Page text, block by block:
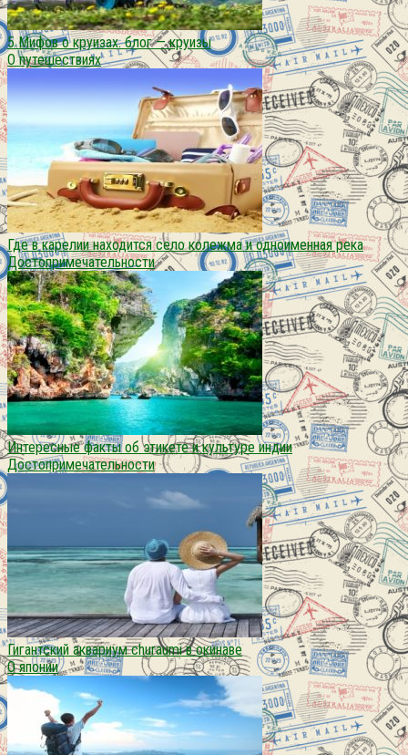
5 Мифов о круизах. блог — круизы
О путешествиях
Где в карелии находится село колежма и одноименная река
Достопримечательности
Интересные факты об этикете и культуре индии
Достопримечательности
Гигантский аквариум churaumi в окинаве
О японии